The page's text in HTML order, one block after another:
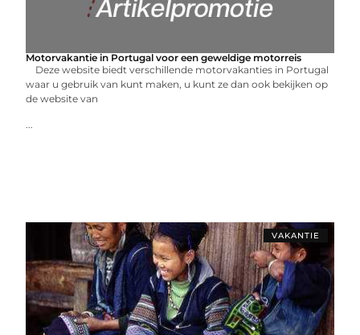
Motorvakantie in Portugal voor een geweldige motorreis
Deze website biedt verschillende motorvakanties in Portugal
waar u gebruik van kunt maken, u kunt ze dan ook bekijken op
de website van
...
VAKANTIE